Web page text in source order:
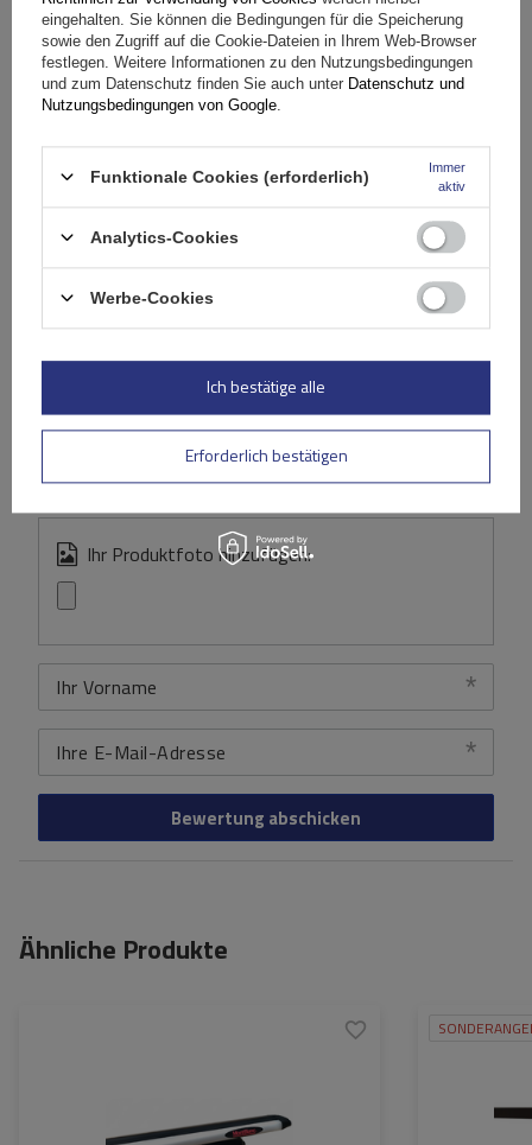
Stelle eine Frage
Bewertungen
Ihre Bewertung schreiben
Ihr Produktfoto hinzufügen:
Ihr Vorname
Ihre E-Mail-Adresse
Bewertung abschicken
Ähnliche Produkte
eingehalten. Sie können die Bedingungen für die Speicherung
sowie den Zugriff auf die Cookie-Dateien in Ihrem Web-Browser
festlegen. Weitere Informationen zu den Nutzungsbedingungen
und zum Datenschutz finden Sie auch unter Datenschutz und
Nutzungsbedingungen von Google
Funktionale Cookies (erforderlich)
Immer
aktiv
Analytics-Cookies
Werbe-Cookies
Erforderlich bestätigen
Ich bestätige alle